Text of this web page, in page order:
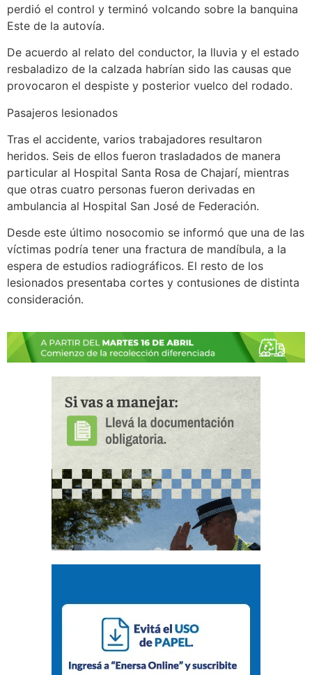
perdió el control y terminó volcando sobre la banquina
Este de la autovía.
De acuerdo al relato del conductor, la lluvia y el estado
resbaladizo de la calzada habrían sido las causas que
provocaron el despiste y posterior vuelco del rodado.
Pasajeros lesionados
Tras el accidente, varios trabajadores resultaron
heridos. Seis de ellos fueron trasladados de manera
particular al Hospital Santa Rosa de Chajarí, mientras
que otras cuatro personas fueron derivadas en
ambulancia al Hospital San José de Federación.
Desde este último nosocomio se informó que una de las
víctimas podría tener una fractura de mandíbula, a la
espera de estudios radiográficos. El resto de los
lesionados presentaba cortes y contusiones de distinta
consideración.